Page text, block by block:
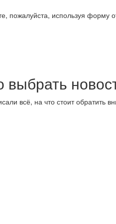
пожалуйста, используя форму
выбрать
всё, на что стоит обратить